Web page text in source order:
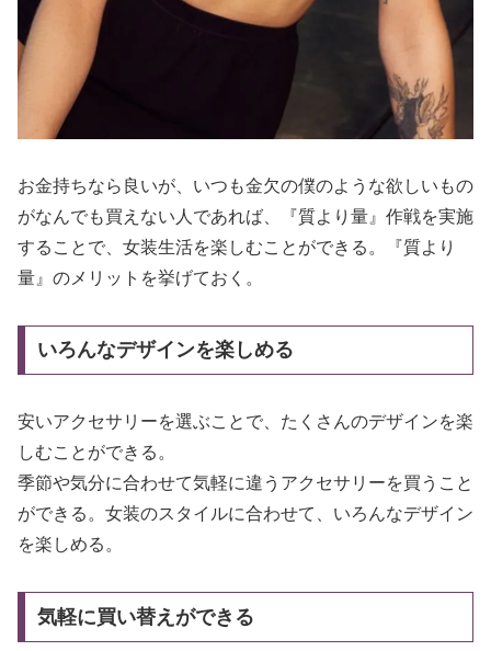
お金持ちなら良いが、いつも金欠の僕のような欲しいもの
がなんでも買えない人であれば、『質より量』作戦を実施
することで、女装生活を楽しむことができる。『質より
量』のメリットを挙げておく。
いろんなデザインを楽しめる
安いアクセサリーを選ぶことで、たくさんのデザインを楽
しむことができる。
季節や気分に合わせて気軽に違うアクセサリーを買うこと
ができる。女装のスタイルに合わせて、いろんなデザイン
を楽しめる。
気軽に買い替えができる